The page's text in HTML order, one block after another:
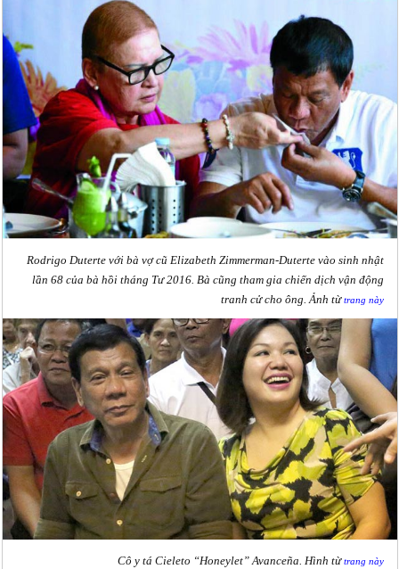
Rodrigo Duterte với bà vợ cũ Elizabeth Zimmerman-Duterte vào sinh nhật
lần 68 của bà hồi tháng Tư 2016. Bà cũng tham gia chiến dịch vận động
tranh cử cho ông. Ảnh từtrang này
Cô y tá Cieleto “Honeylet” Avanceña. Hình từtrang này